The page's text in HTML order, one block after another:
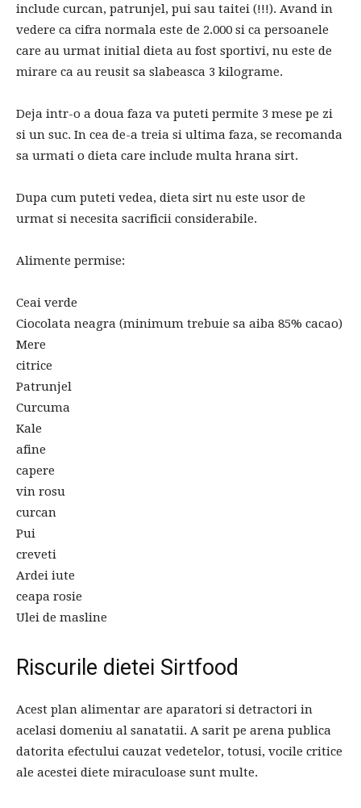
include curcan, patrunjel, pui sau taitei (!!!). Avand in
vedere ca cifra normala este de 2.000 si ca persoanele
care au urmat initial dieta au fost sportivi, nu este de
mirare ca au reusit sa slabeasca 3 kilograme.
Deja intr-o a doua faza va puteti permite 3 mese pe zi
si un suc. In cea de-a treia si ultima faza, se recomanda
sa urmati o dieta care include multa hrana sirt.
Dupa cum puteti vedea, dieta sirt nu este usor de
urmat si necesita sacrificii considerabile.
Alimente permise:
Ceai verde
Ciocolata neagra (minimum trebuie sa aiba 85% cacao)
Mere
citrice
Patrunjel
Curcuma
Kale
afine
capere
vin rosu
curcan
Pui
creveti
Ardei iute
ceapa rosie
Ulei de masline
Riscurile dietei Sirtfood
Acest plan alimentar are aparatori si detractori in
acelasi domeniu al sanatatii. A sarit pe arena publica
datorita efectului cauzat vedetelor, totusi, vocile critice
ale acestei diete miraculoase sunt multe.